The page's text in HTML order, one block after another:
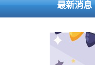
最新消息